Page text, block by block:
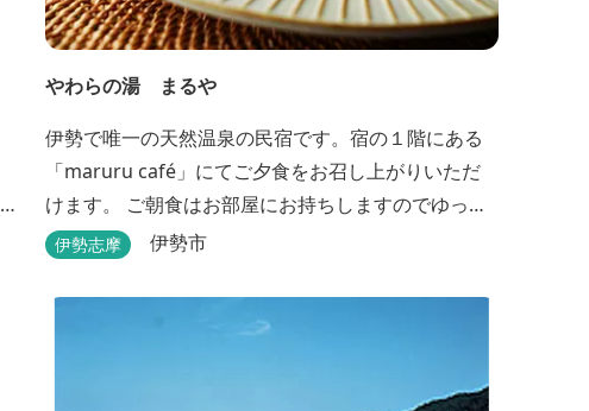
やわらの湯 まるや
伊勢で唯一の天然温泉の民宿です。宿の１階にある
「maruru café」にてご夕食をお召し上がりいただ
けます。 ご朝食はお部屋にお持ちしますのでゆっく
りとお召し上がりください。 貸切り露天風呂完備、
伊勢志摩 伊勢市